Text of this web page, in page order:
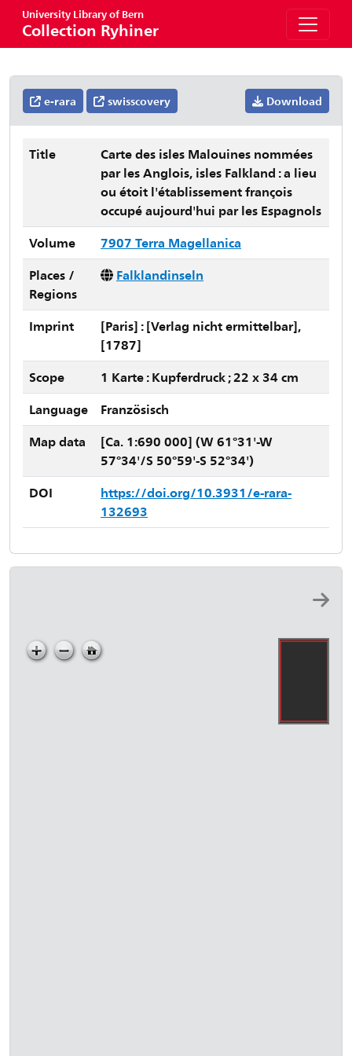
University Library of Bern
Collection Ryhiner
e-rara swisscovery Download
Title
Carte des isles Malouines nommées
par les Anglois, isles Falkland : a lieu
ou étoit l'établissement françois
occupé aujourd'hui par les Espagnols
Volume
7907 Terra Magellanica
Places /
Regions
Falklandinseln
Imprint
[Paris] : [Verlag nicht ermittelbar],
[1787]
Scope
1 Karte : Kupferdruck ; 22 x 34 cm
Language
Französisch
Map data
[Ca. 1:690 000] (W 61°31'-W
57°34'/S 50°59'-S 52°34')
DOI
https://doi.org/10.3931/e-rara-
132693